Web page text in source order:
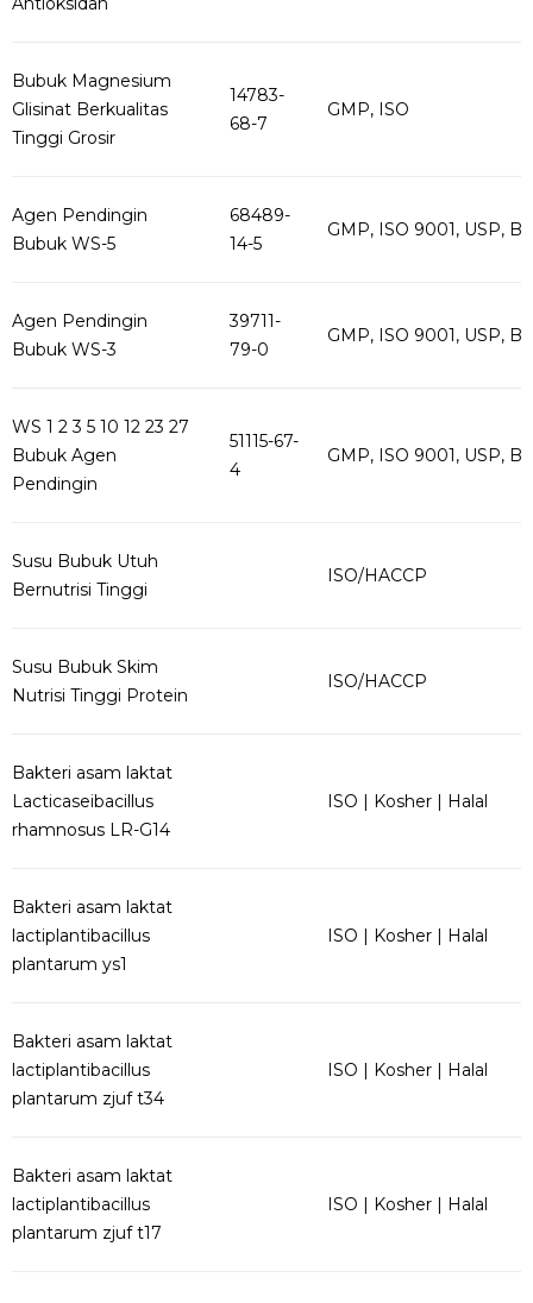
Bubuk Magnesium
Glisinat Berkualitas
Tinggi Grosir
14783-
68-7
GMP, ISO
Agen Pendingin
Bubuk WS-5
68489-
14-5
GMP, ISO 9001, USP,
Agen Pendingin
Bubuk WS-3
39711-
79-0
GMP, ISO 9001, USP,
WS 1 2 3 5 10 12 23 27
Bubuk Agen
Pendingin
51115-67-
4
GMP, ISO 9001, USP,
Susu Bubuk Utuh
Bernutrisi Tinggi
ISO/HACCP
Susu Bubuk Skim
Nutrisi Tinggi Protein
ISO/HACCP
Bakteri asam laktat
Lacticaseibacillus
rhamnosus LR-G14
ISO | Kosher | Halal
Bakteri asam laktat
lactiplantibacillus
plantarum ys1
ISO | Kosher | Halal
Bakteri asam laktat
lactiplantibacillus
plantarum zjuf t34
ISO | Kosher | Halal
Bakteri asam laktat
lactiplantibacillus
plantarum zjuf t17
ISO | Kosher | Halal